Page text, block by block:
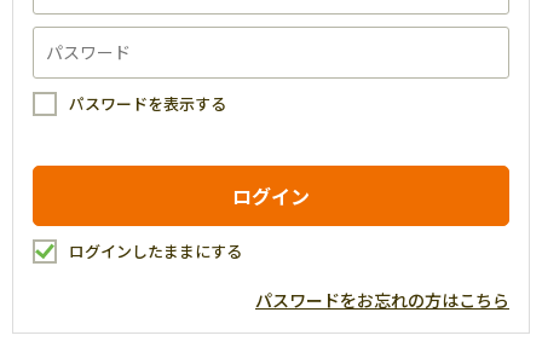
パスワードを表示する
ログインしたままにする
パスワードをお忘れの方はこちら